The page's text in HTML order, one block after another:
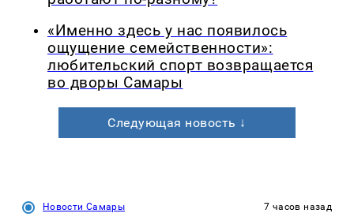
«Именно здесь у нас появилось
ощущение семейственности»:
любительский спорт возвращается
во дворы Самары
Следующая новость ↓
Новости Самары 7 часов назад